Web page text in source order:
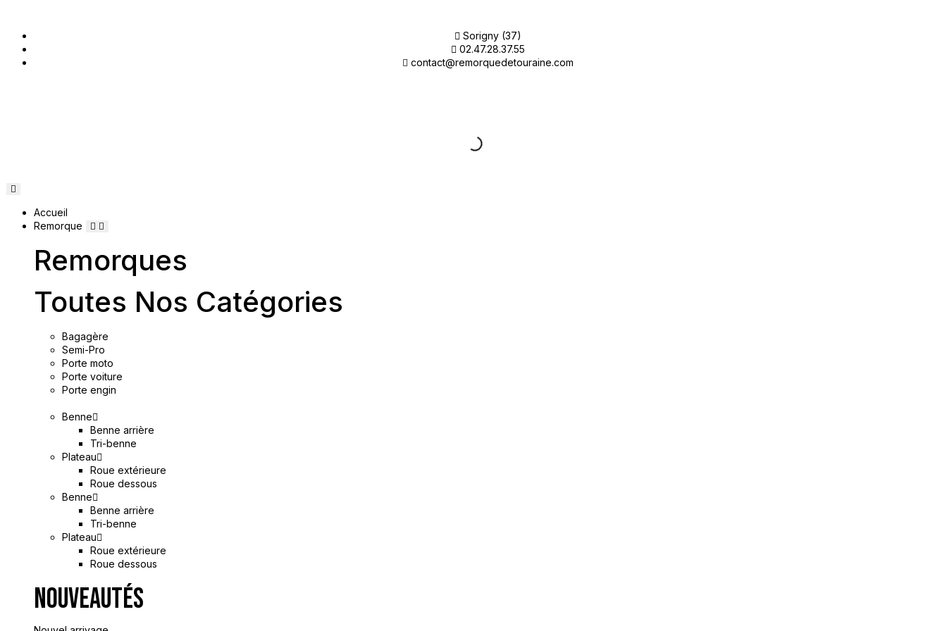
Sorigny (37)
02.47.28.37.55
contact@remorquedetouraine.com
Accueil
Remorque
Remorques
Toutes Nos Catégories
Bagagère
Semi-Pro
Porte moto
Porte voiture
Porte engin
Benne
Benne arrière
Tri-benne
Plateau
Roue extérieure
Roue dessous
Benne
Benne arrière
Tri-benne
Plateau
Roue extérieure
Roue dessous
Nouveautés